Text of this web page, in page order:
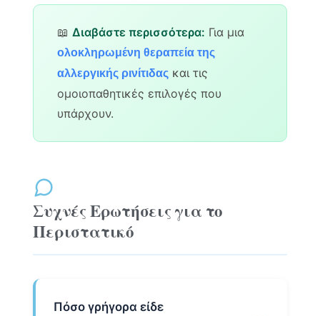
📖Διαβάστε περισσότερα: Για μια
ολοκληρωμένη θεραπεία της
αλλεργικής ρινίτιδας και τις
ομοιοπαθητικές επιλογές που
υπάρχουν.
Συχνές Ερωτήσεις για το
Περιστατικό
Πόσο γρήγορα είδε